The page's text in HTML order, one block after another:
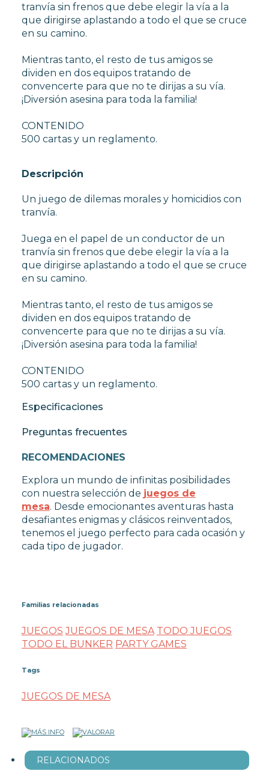
tranvía sin frenos que debe elegir la vía a la
que dirigirse aplastando a todo el que se cruce
en su camino.
Mientras tanto, el resto de tus amigos se
dividen en dos equipos tratando de
convencerte para que no te dirijas a su vía.
¡Diversión asesina para toda la familia!
CONTENIDO
500 cartas y un reglamento.
Descripción
Un juego de dilemas morales y homicidios con
tranvía.
Juega en el papel de un conductor de un
tranvía sin frenos que debe elegir la vía a la
que dirigirse aplastando a todo el que se cruce
en su camino.
Mientras tanto, el resto de tus amigos se
dividen en dos equipos tratando de
convencerte para que no te dirijas a su vía.
¡Diversión asesina para toda la familia!
CONTENIDO
500 cartas y un reglamento.
Especificaciones
Preguntas frecuentes
RECOMENDACIONES
Explora un mundo de infinitas posibilidades
con nuestra selección de juegos de
mesa. Desde emocionantes aventuras hasta
desafiantes enigmas y clásicos reinventados,
tenemos el juego perfecto para cada ocasión y
cada tipo de jugador.
Familias relacionadas
JUEGOS JUEGOS DE MESA TODO JUEGOS
TODO EL BUNKER PARTY GAMES
Tags
JUEGOS DE MESA
RELACIONADOS